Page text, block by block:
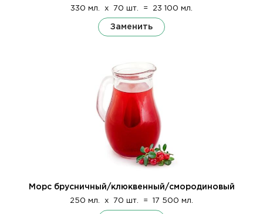
330 мл. x 70 шт. = 23 100 мл.
Заменить
Морс брусничный/клюквенный/смородиновый
250 мл. x 70 шт. = 17 500 мл.